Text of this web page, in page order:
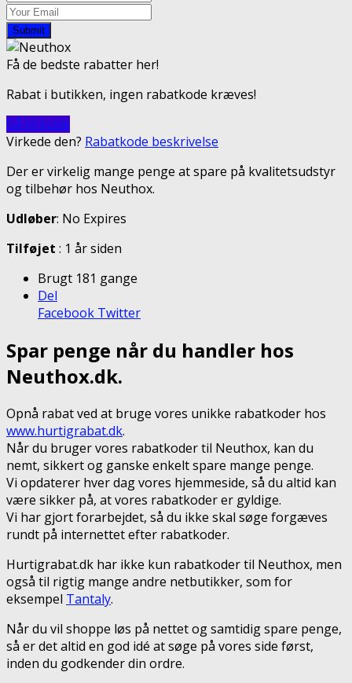
Submit
Få de bedste rabatter her!
Rabat i butikken, ingen rabatkode kræves!
Gå til butik
Virkede den? Rabatkode beskrivelse
Der er virkelig mange penge at spare på kvalitetsudstyr
og tilbehør hos Neuthox.
Udløber: No Expires
Tilføjet : 1 år siden
Brugt 181 gange
Del
Facebook Twitter
Spar penge når du handler hos
Neuthox.dk.
Opnå rabat ved at bruge vores unikke rabatkoder hos
www.hurtigrabat.dk.
Når du bruger vores rabatkoder til Neuthox, kan du
nemt, sikkert og ganske enkelt spare mange penge.
Vi opdaterer hver dag vores hjemmeside, så du altid kan
være sikker på, at vores rabatkoder er gyldige.
Vi har gjort forarbejdet, så du ikke skal søge forgæves
rundt på internettet efter rabatkoder.
Hurtigrabat.dk har ikke kun rabatkoder til Neuthox, men
også til rigtig mange andre netbutikker, som for
eksempel Tantaly.
Når du vil shoppe løs på nettet og samtidig spare penge,
så er det altid en god idé at søge på vores side først,
inden du godkender din ordre.